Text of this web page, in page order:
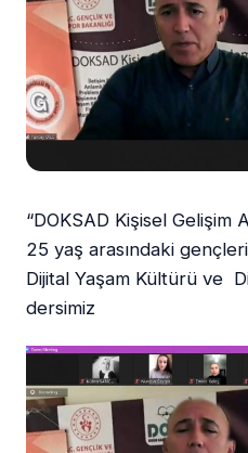
“DOKSAD Kişisel Gelişim
25 yaş arasındaki
Dijital Yaşam Kültürü ve
dersimiz